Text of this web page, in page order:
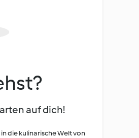
auf dich!
die kulinarische Welt von